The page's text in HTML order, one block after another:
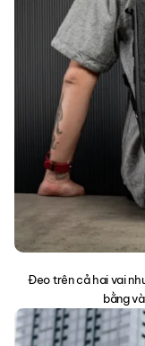
Đeo trên cả hai vai
bằng